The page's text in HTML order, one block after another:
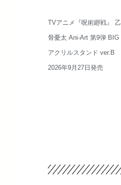
TVアニメ『呪術廻戦』 乙
骨憂太 Ani-Art 第9弾 BIG
アクリルスタンド ver.B
2026年9月27日発売